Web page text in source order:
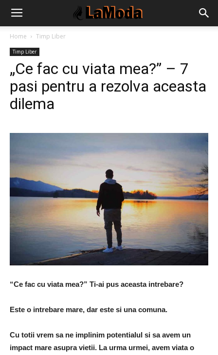
Home Timp Liber
Timp Liber
„Ce fac cu viata mea?” – 7
pasi pentru a rezolva aceasta
dilema
“Ce fac cu viata mea?” Ti-ai pus aceasta intrebare?
Este o intrebare mare, dar este si una comuna.
Cu totii vrem sa ne implinim potentialul si sa avem un
impact mare asupra vietii. La urma urmei, avem viata o